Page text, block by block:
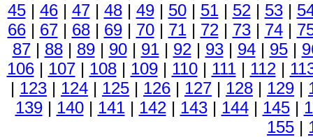
45| 46| 47| 48| 49| 50| 51| 52| 53|
66| 67| 68| 69| 70| 71| 72| 73| 74|
87| 88| 89| 90| 91| 92| 93| 94| 95|
106| 107| 108| 109| 110| 111| 112|
| 123 | 124 | 125 | 126 | 127 | 128 | 129 |
139| 140| 141| 142| 143| 144| 145|
155 |